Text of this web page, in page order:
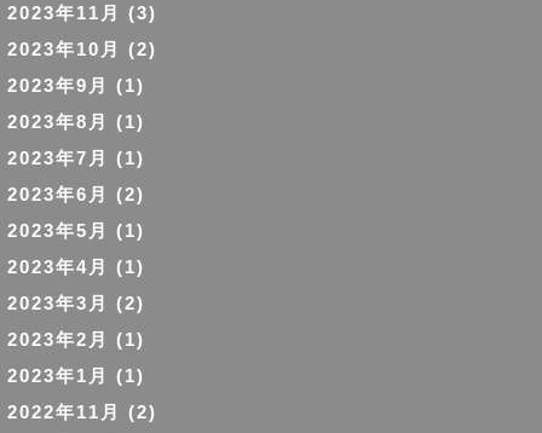
2023年11月
(3)
2023年10月
(2)
2023年9月
(1)
2023年8月
(1)
2023年7月
(1)
2023年6月
(2)
2023年5月
(1)
2023年4月
(1)
2023年3月
(2)
2023年2月
(1)
2023年1月
(1)
2022年11月
(2)